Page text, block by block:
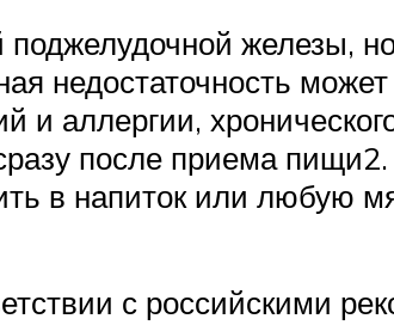
железы,
недостаточность может
аллергии,
после приема
в напиток или любую
с российскими